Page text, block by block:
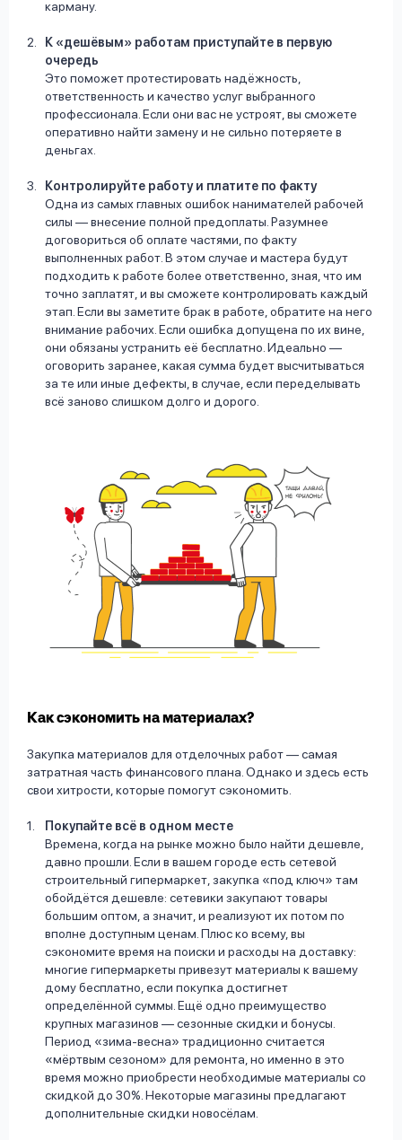
карману.
К «дешёвым» работам приступайте в первую
очередь
Это поможет протестировать надёжность,
ответственность и качество услуг выбранного
профессионала. Если они вас не устроят, вы сможете
оперативно найти замену и не сильно потеряете в
деньгах.
Контролируйте работу и платите по факту
Одна из самых главных ошибок нанимателей рабочей
силы — внесение полной предоплаты. Разумнее
договориться об оплате частями, по факту
выполненных работ. В этом случае и мастера будут
подходить к работе более ответственно, зная, что им
точно заплатят, и вы сможете контролировать каждый
этап. Если вы заметите брак в работе, обратите на него
внимание рабочих. Если ошибка допущена по их вине,
они обязаны устранить её бесплатно. Идеально —
оговорить заранее, какая сумма будет высчитываться
за те или иные дефекты, в случае, если переделывать
всё заново слишком долго и дорого.
Как сэкономить на материалах?
Закупка материалов для отделочных работ — самая
затратная часть финансового плана. Однако и здесь есть
свои хитрости, которые помогут сэкономить.
Покупайте всё в одном месте
Времена, когда на рынке можно было найти дешевле,
давно прошли. Если в вашем городе есть сетевой
строительный гипермаркет, закупка «под ключ» там
обойдётся дешевле: сетевики закупают товары
большим оптом, а значит, и реализуют их потом по
вполне доступным ценам. Плюс ко всему, вы
сэкономите время на поиски и расходы на доставку:
многие гипермаркеты привезут материалы к вашему
дому бесплатно, если покупка достигнет
определённой суммы. Ещё одно преимущество
крупных магазинов — сезонные скидки и бонусы.
Период «зима-весна» традиционно считается
«мёртвым сезоном» для ремонта, но именно в это
время можно приобрести необходимые материалы со
скидкой до 30%. Некоторые магазины предлагают
дополнительные скидки новосёлам.